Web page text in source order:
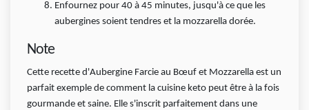
Enfournez pour 40 à 45 minutes, jusqu'à ce que les
aubergines soient tendres et la mozzarella dorée.
Note
Cette recette d'Aubergine Farcie au Bœuf et Mozzarella est un
parfait exemple de comment la cuisine keto peut être à la fois
gourmande et saine. Elle s'inscrit parfaitement dans une